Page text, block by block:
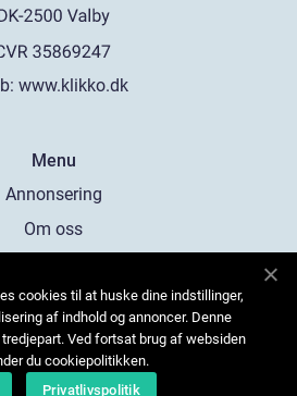
www.klikko.dk
Menu
Annonsering
Om oss
Kontakta oss
Sitemap
cookies til at huske dine indstillinger,
af indhold og annoncer. Denne
Ved fortsat brug af websiden
du cookiepolitikken.
Privatlivspolitik